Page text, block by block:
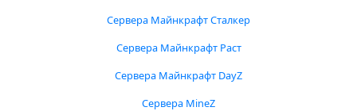
Сервера Майнкрафт Сталкер
Сервера Майнкрафт Раст
Сервера Майнкрафт DayZ
Сервера MineZ